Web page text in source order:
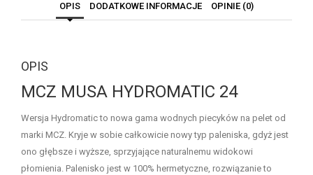
OPIS DODATKOWE INFORMACJE OPINIE (0)
OPIS
MCZ MUSA HYDROMATIC 24
Wersja Hydromatic to nowa gama wodnych piecyków na pelet od
marki MCZ. Kryje w sobie całkowicie nowy typ paleniska, gdyż jest
ono głębsze i wyższe, sprzyjające naturalnemu widokowi
płomienia. Palenisko jest w 100% hermetyczne, rozwiązanie to